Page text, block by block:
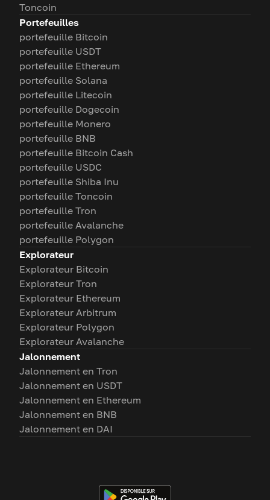
Toncoin
Portefeuilles
portefeuille Bitcoin
portefeuille USDT
portefeuille Ethereum
portefeuille Solana
portefeuille Litecoin
portefeuille Dogecoin
portefeuille Monero
portefeuille BNB
portefeuille Bitcoin Cash
portefeuille USDC
portefeuille Shiba Inu
portefeuille Toncoin
portefeuille Tron
portefeuille Avalanche
portefeuille Polygon
Explorateur
Explorateur Bitcoin
Explorateur Tron
Explorateur Ethereum
Explorateur Arbitrum
Explorateur Polygon
Explorateur Avalanche
Jalonnement
Jalonnement en Tron
Jalonnement en USDT
Jalonnement en Ethereum
Jalonnement en BNB
Jalonnement en DAI